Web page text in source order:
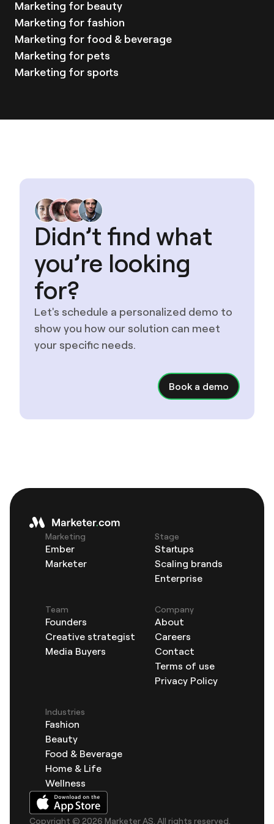
custom integrations, and strategic guidance.
Marketing for beauty
Marketing for fashion
Marketing for food & beverage
Marketing for pets
Marketing for sports
Didn’t find what
you’re looking
for?
Let's schedule a personalized demo to
show you how our solution can meet
your specific needs.
Book a demo
Marketing
Ember
Marketer
Stage
Startups
Scaling brands
Enterprise
Team
Founders
Creative strategist
Media Buyers
Company
About
Careers
Contact
Terms of use
Privacy Policy
Industries
Fashion
Beauty
Food & Beverage
Home & Life
Wellness
Copyright © 2026 Marketer AS. All rights reserved.